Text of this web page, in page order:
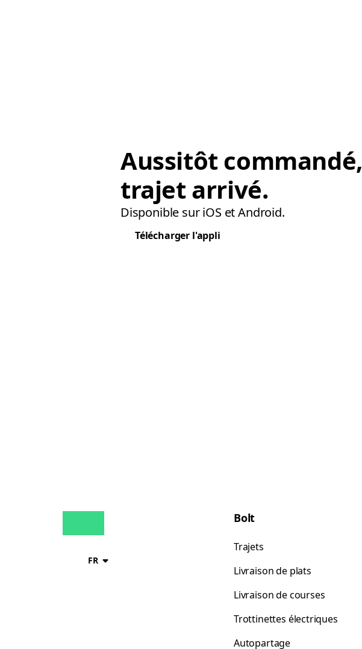
Aussitôt commandé,
trajet arrivé.
Disponible sur iOS et Android.
Télécharger l'appli
FR
Bolt
Trajets
Livraison de plats
Livraison de courses
Trottinettes électriques
Autopartage